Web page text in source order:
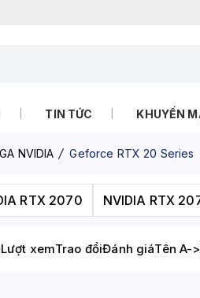
TIN TỨC KHUYẾN
NVIDIA Geforce RTX 20 Series
RTX 2070 NVIDIA RTX
Lượt xemTrao đổiĐánh giáTên A-